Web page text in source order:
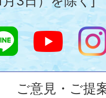
ご意見・ご提